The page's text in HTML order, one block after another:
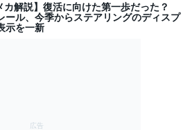
メカ解説】復活に向けた第一歩だった？
ール、今季からステアリングのディスプ
示を一新